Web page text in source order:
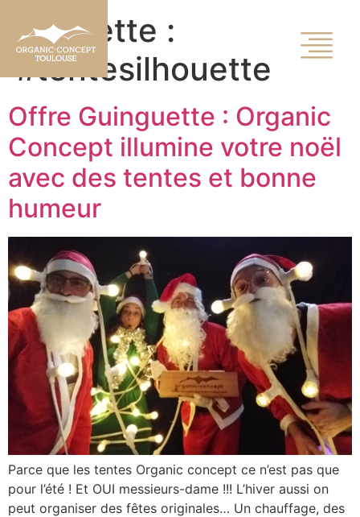
Étiquette :
#tentesilhouette
Offre Guinguette : Organic
Concept illumine votre noël
avec des tentes et bonne
humeur
Parce que les tentes Organic concept ce n’est pas que
pour l’été ! Et OUI messieurs-dame !!! L’hiver aussi on
peut organiser des fêtes originales… Un chauffage, des